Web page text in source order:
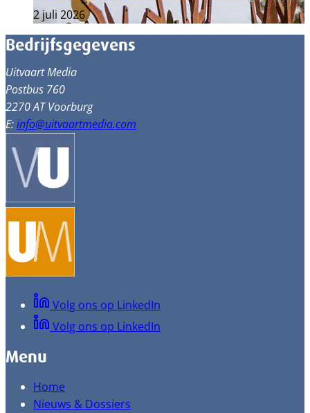
2 juli 2026
Bedrijfsgegevens
Uitvaart Media
Postbus 760
2270 AT Voorburg
E:info@uitvaartmedia.com
Volg ons op LinkedIn
Volg ons op LinkedIn
Menu
Home
Nieuws & Dossiers